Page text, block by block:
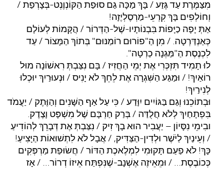
מִצַּמֶּרֶת עַד גֶּזַע / בָּךְ מַכָּה גַם סוּפַת הַקּוֹנְוֶנְט-בְּצָרְפַת /
וְחוֹלְפִים בָּךְ קִרְעֵי-מַרְסֶלְיֶזָה!
אַתְּ יָפָה כַיָּפוֹת בִּבְנוֹתָיו-שֶׁל-הַדְּרוֹר / הֲקָּמוֹת לְעוֹלָם
כְּאַנְדַּרְטָה. / מִן הַ"פוֹרוּם רוֹמַנּוּם" בְּתוֹךְ הַמָּצוֹר / עַד
לִכְנֶסֶת הַ"מַּגְנָה כַרְטָה".
לוּ תָמִיד תִּזְכְּרִי אֶת יְמֵי הַחֲזִיז / בָּם נִצַּבְתְּ רִאשׁוֹנָה מוּל
רוֹאַיִךְ! / וּמַגַּע הַשִּׁגְרָה אֶת לֵחֵךְ לֹא יָנִיס / וּנְעוּרַיִךְ יוּכְלוּ
לְנִירַיִךְ!
וּבְתוֹכֵנוּ וְגַם בַּגּוֹיִים יִוָּדַע / כִּי עַל אַף הַשָּׁנִים וְהַוֶּתֶק / יַעֲמֹד
בִּפְתָחַיִךְ לְלֹא חֲלֻדַּה / בְּרַק חַרְבָּם שֶׁל מִשְׁפָּט וָצֶדֶק.
ובִימֵי נִסָּיוֹן – יַעֲבִיר הוּא בָךְ זִיק / נִצַּבְתְּ אֶת דְּבָרֵךְ לְהוֹדִיעַ
/ וְעֵינַיִךְ לַיֹּשֶׁר וּלְדִין-הַצַּדִּיק, / אֲבָל לֹא לִתְשׁוּאוֹת הַיָּצִיעַ!
כָּךְ! לֹא פַעַם תָּקוּמִי לִמְלֶאכֶת הַדּוֹר / חֲשׂוּפַת מַרְפְּקִים
כְּכוֹבֶסֶת… / וּמֵאֵיזֶה אֶשְׁנָב-שֶׁנִּפְתַּח אֵיזוֹ דְרוֹר… / אָז